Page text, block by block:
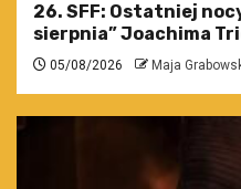
26. SFF: Ostatniej nocy
sierpnia” Joachima
05/08/2026 Maja